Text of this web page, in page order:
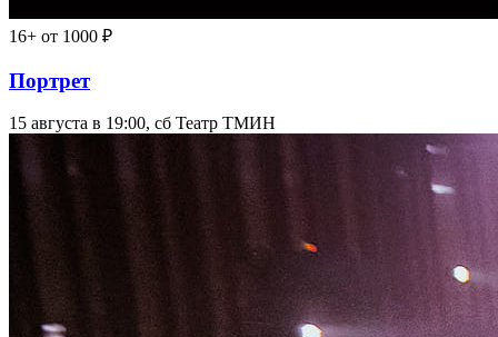
16+ от 1000 ₽
Портрет
15 августа в 19:00, сб Театр ТМИН